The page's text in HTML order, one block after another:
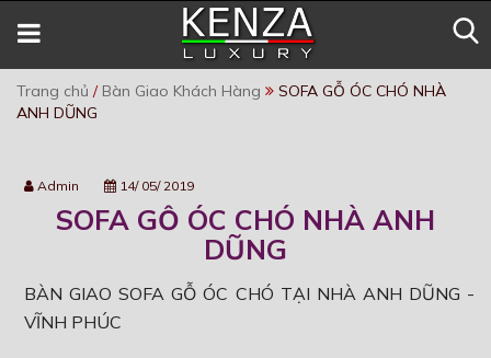
Trang chủ / Bàn Giao Khách Hàng
SOFA GỖ ÓC CHÓ NHÀ
ANH DŨNG
Admin 14/ 05/ 2019
SOFA GỖ ÓC CHÓ NHÀ ANH
DŨNG
BÀN GIAO SOFA GỖ ÓC CHÓ TẠI NHÀ ANH DŨNG -
VĨNH PHÚC